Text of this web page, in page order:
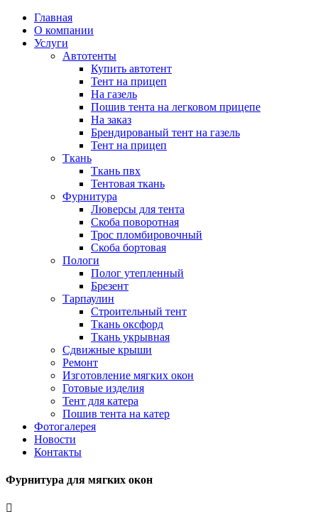
Главная
О компании
Услуги
Автотенты
Купить автотент
Тент на прицеп
На газель
Пошив тента на легковом прицепе
На заказ
Брендированый тент на газель
Тент на прицеп
Ткань
Ткань пвх
Тентовая ткань
Фурнитура
Люверсы для тента
Скоба поворотная
Трос пломбировочный
Скоба бортовая
Пологи
Полог утепленный
Брезент
Тарпаулин
Строительный тент
Ткань оксфорд
Ткань укрывная
Сдвижные крыши
Ремонт
Изготовление мягких окон
Готовые изделия
Тент для катера
Пошив тента на катер
Фотогалерея
Новости
Контакты
Фурнитура для мягких окон